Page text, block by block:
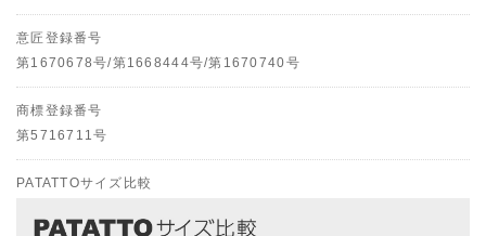
意匠登録番号
第1670678号/第1668444号/第1670740号
商標登録番号
第5716711号
PATATTOサイズ比較